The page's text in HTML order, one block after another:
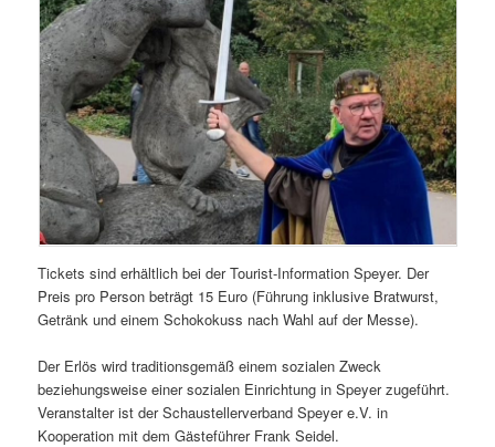
Tickets sind erhältlich bei der Tourist-Information Speyer. Der
Preis pro Person beträgt 15 Euro (Führung inklusive Bratwurst,
Getränk und einem Schokokuss nach Wahl auf der Messe).
Der Erlös wird traditionsgemäß einem sozialen Zweck
beziehungsweise einer sozialen Einrichtung in Speyer zugeführt.
Veranstalter ist der Schaustellerverband Speyer e.V. in
Kooperation mit dem Gästeführer Frank Seidel.